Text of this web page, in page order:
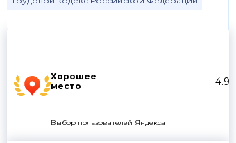
Хорошее
место
4.9
Выбор пользователей Яндекса